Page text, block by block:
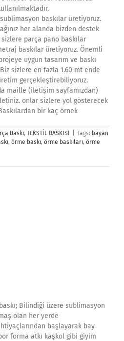
baskılar üretiyoruz.
her alanda bizden destek
parça pano baskılar
baskılar üretiyoruz. Önemli
uygun tasarım ve baskı
sizlere en fazla 1.60 mt ende
gerçekleştirebiliyoruz.
maille (iletişim sayfamızdan)
onlar sizlere yol gösterecek
bir kaç örnek
Baskı, TEKSTİL BASKISI Tags: bayan
, örme baskı, örme baskıları, örme
Bilindiği üzere sublimasyon
olan her yerde
başlayarak bay
forma atkı kaşkol gibi giyim